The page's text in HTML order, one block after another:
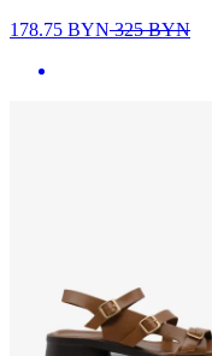
178.75 BYN325BYN